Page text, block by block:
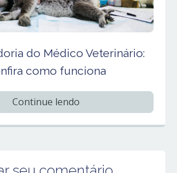
do Médico Veterinário:
como funciona
Continue lendo